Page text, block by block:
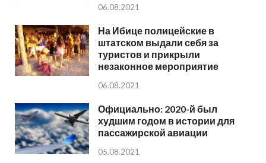
06.08.2021
На Ибице полицейские в
штатском выдали себя за
туристов и прикрыли
незаконное мероприятие
06.08.2021
Официально: 2020-й был
худшим годом в истории для
пассажирской авиации
05.08.2021